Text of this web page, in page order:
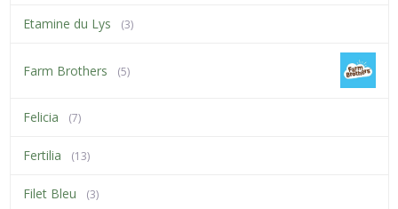
Etamine du Lys (3)
Farm Brothers (5)
Felicia (7)
Fertilia (13)
Filet Bleu (3)